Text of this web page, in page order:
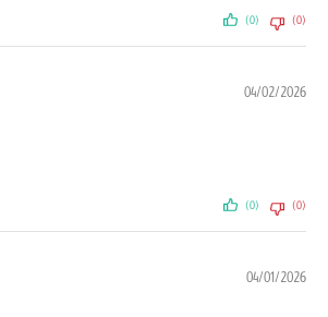
(0) (0)
04/02/2026
(0) (0)
04/01/2026